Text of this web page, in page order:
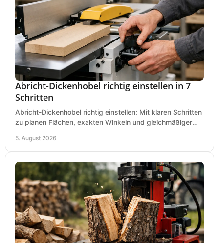
Abricht-Dickenhobel richtig einstellen in 7
Schritten
Abricht-Dickenhobel richtig einstellen: Mit klaren Schritten
zu planen Flächen, exakten Winkeln und gleichmäßiger
5. August 2026